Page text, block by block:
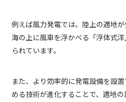
例えば風力発電では、陸上の適地が
海の上に風車を浮かべる「浮体式
られています。
また、より効率的に発電設備を設
める技術が進化することで、適地